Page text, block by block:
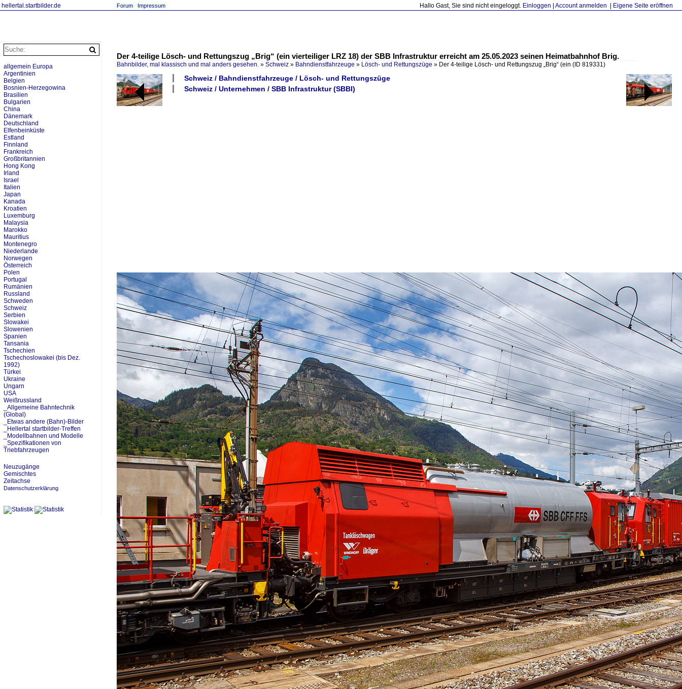
hellertal.startbilder.de Hallo Gast, Sie sind nicht eingeloggt. Einloggen Account anmelden Eigene Seite eröffnen
Forum Impressum
Der 4-teilige Lösch- und Rettungszug „Brig“ (ein vierteiliger LRZ 18) der SBB Infrastruktur erreicht am 25.05.2023 seinen Heimatbahnhof Brig.
Bahnbilder, mal klassisch und mal anders gesehen. » Schweiz » Bahndienstfahrzeuge » Lösch- und Rettungszüge » Der 4-teilige Lösch- und Rettungszug „Brig“ (ein (ID 819331)
Schweiz / Bahndienstfahrzeuge / Lösch- und Rettungszüge
Schweiz / Unternehmen / SBB Infrastruktur (SBBI)
allgemein Europa
Argentinien
Belgien
Bosnien-Herzegowina
Brasilien
Bulgarien
China
Dänemark
Deutschland
Elfenbeinküste
Estland
Finnland
Frankreich
Großbritannien
Hong Kong
Irland
Israel
Italien
Japan
Kanada
Kroatien
Luxemburg
Malaysia
Marokko
Mauritius
Montenegro
Niederlande
Norwegen
Österreich
Polen
Portugal
Rumänien
Russland
Schweden
Schweiz
Serbien
Slowakei
Slowenien
Spanien
Tansania
Tschechien
Tschechoslowakei (bis Dez.
1992)
Türkei
Ukraine
Ungarn
USA
Weißrussland
_Allgemeine Bahntechnik
(Global)
_Etwas andere (Bahn)-Bilder
_Hellertal startbilder-Treffen
_Modellbahnen und Modelle
_Spezifikationen von
Triebfahrzeugen
Neuzugänge
Gemischtes
Zeitachse
Datenschutzerklärung